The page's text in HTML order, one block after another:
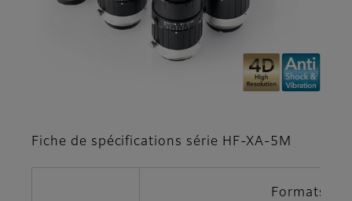
Fiche de spécifications série HF-XA-5M
Formats